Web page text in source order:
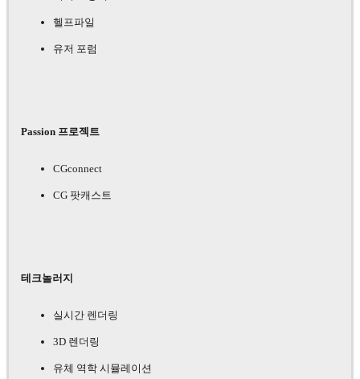
헬프파일
유저 포럼
Passion 프로젝트
CGconnect
CG 팟캐스트
테크놀러지
실시간 렌더링
3D 렌더링
유체 역학 시뮬레이션